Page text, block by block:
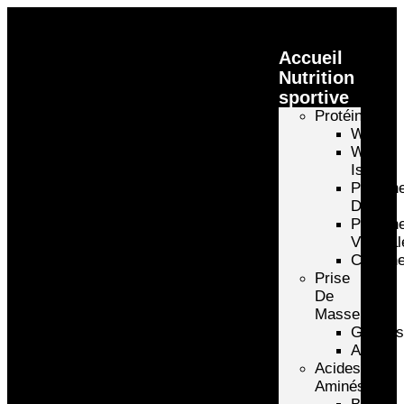
Accueil
Nutrition
sportive
Protéines
Whey
Whey
Isolate
D’oeuf
Prise
De
Masse
Gainers
Autre
Acides
Aminés